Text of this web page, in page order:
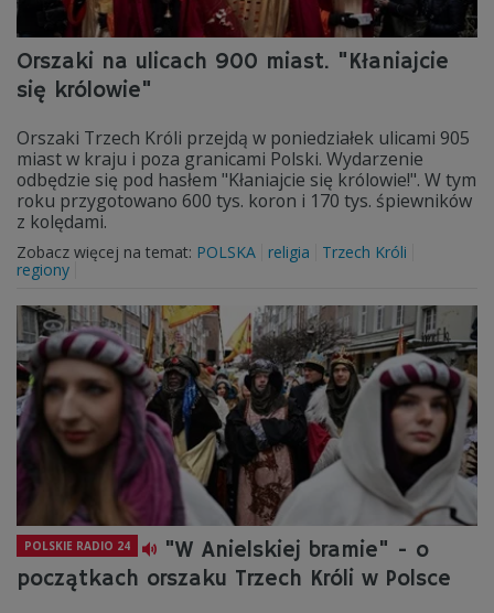
Orszaki na ulicach 900 miast. "Kłaniajcie
się królowie"
Orszaki Trzech Króli przejdą w poniedziałek ulicami 905
miast w kraju i poza granicami Polski. Wydarzenie
odbędzie się pod hasłem "Kłaniajcie się królowie!". W tym
roku przygotowano 600 tys. koron i 170 tys. śpiewników
z kolędami.
Zobacz więcej na temat: POLSKA religia
Trzech Króli
regiony
POLSKIE RADIO 24
"W Anielskiej bramie" - o
początkach orszaku Trzech Króli w Polsce